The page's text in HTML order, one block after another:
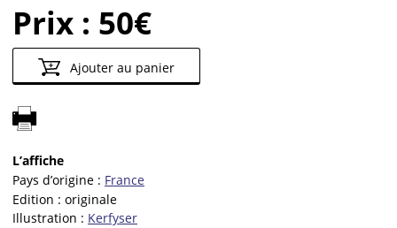
Prix : 50€
Ajouter au panier
L’affiche
Pays d’origine : France
Edition : originale
Illustration : Kerfyser